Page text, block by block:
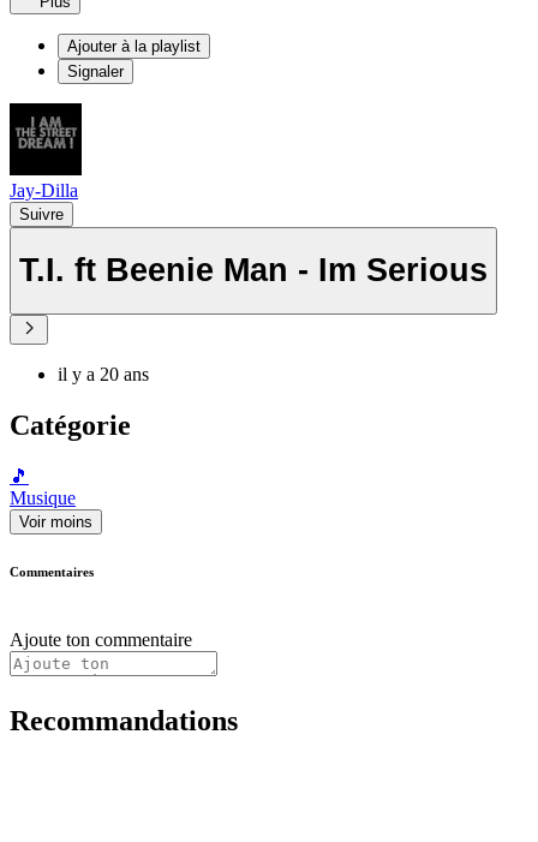
Ajouter à la playlist
Signaler
Jay-Dilla
Suivre
T.I. ft Beenie Man - Im Serious
il y a 20 ans
Catégorie
🎵
Musique
Voir moins
Commentaires
Ajoute ton commentaire
Recommandations